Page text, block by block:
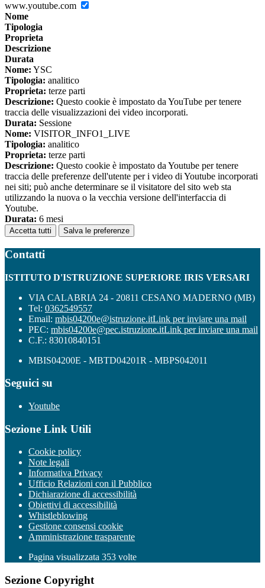
www.youtube.com
Nome
Tipologia
Proprieta
Descrizione
Durata
Nome: YSC
Tipologia: analitico
Proprieta: terze parti
Descrizione: Questo cookie è impostato da YouTube per tenere
traccia delle visualizzazioni dei video incorporati.
Durata: Sessione
Nome: VISITOR_INFO1_LIVE
Tipologia: analitico
Proprieta: terze parti
Descrizione: Questo cookie è impostato da Youtube per tenere
traccia delle preferenze dell'utente per i video di Youtube incorporati
nei siti; può anche determinare se il visitatore del sito web sta
utilizzando la nuova o la vecchia versione dell'interfaccia di
Youtube.
Durata: 6 mesi
Accetta tutti Salva le preferenze
Contatti
ISTITUTO D'ISTRUZIONE SUPERIORE IRIS VERSARI
VIA CALABRIA 24 - 20811 CESANO MADERNO (MB)
Tel: 0362549557
Email: mbis04200e@istruzione.itLink per inviare una mail
PEC: mbis04200e@pec.istruzione.itLink per inviare una mail
C.F.: 83010840151
MBIS04200E - MBTD04201R - MBPS042011
Seguici su
Youtube
Sezione Link Utili
Cookie policy
Note legali
Informativa Privacy
Ufficio Relazioni con il Pubblico
Dichiarazione di accessibilità
Obiettivi di accessibilità
Whistleblowing
Gestione consensi cookie
Amministrazione trasparente
Pagina visualizzata 353 volte
Sezione Copyright